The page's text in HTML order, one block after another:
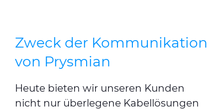
Zweck der Kommunikation
von Prysmian
Heute bieten wir unseren Kunden
nicht nur überlegene Kabellösungen